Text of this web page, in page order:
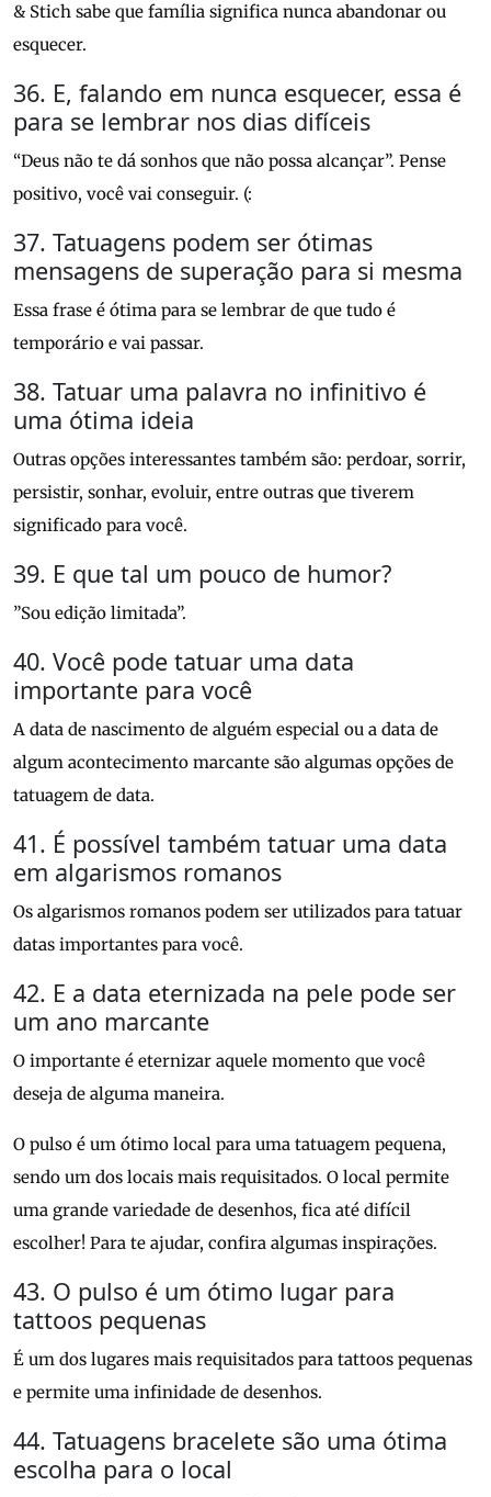
& Stich sabe que família significa nunca abandonar ou
esquecer.
36. E, falando em nunca esquecer, essa é
para se lembrar nos dias difíceis
“Deus não te dá sonhos que não possa alcançar”. Pense
positivo, você vai conseguir. (:
37. Tatuagens podem ser ótimas
mensagens de superação para si mesma
Essa frase é ótima para se lembrar de que tudo é
temporário e vai passar.
38. Tatuar uma palavra no infinitivo é
uma ótima ideia
Outras opções interessantes também são: perdoar, sorrir,
persistir, sonhar, evoluir, entre outras que tiverem
significado para você.
39. E que tal um pouco de humor?
”Sou edição limitada”.
40. Você pode tatuar uma data
importante para você
A data de nascimento de alguém especial ou a data de
algum acontecimento marcante são algumas opções de
tatuagem de data.
41. É possível também tatuar uma data
em algarismos romanos
Os algarismos romanos podem ser utilizados para tatuar
datas importantes para você.
42. E a data eternizada na pele pode ser
um ano marcante
O importante é eternizar aquele momento que você
deseja de alguma maneira.
O pulso é um ótimo local para uma tatuagem pequena,
sendo um dos locais mais requisitados. O local permite
uma grande variedade de desenhos, fica até difícil
escolher! Para te ajudar, confira algumas inspirações.
43. O pulso é um ótimo lugar para
tattoos pequenas
É um dos lugares mais requisitados para tattoos pequenas
e permite uma infinidade de desenhos.
44. Tatuagens bracelete são uma ótima
escolha para o local